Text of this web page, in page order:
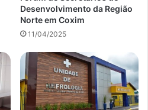
Desenvolvimento da Região
Norte em Coxim
11/04/2025